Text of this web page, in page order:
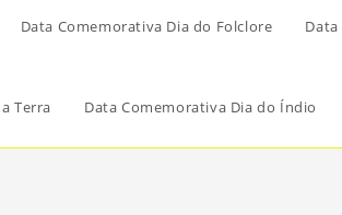
Data Comemorativa Dia do Folclore
Terra Data Comemorativa Dia do Índio